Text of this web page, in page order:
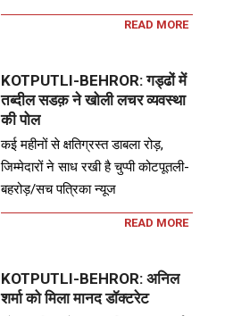
READ MORE
KOTPUTLI-BEHROR: गड्ढों में
तब्दील सडक़ ने खोली लचर व्यवस्था
की पोल
कई महीनों से क्षतिग्रस्त डाबला रोड़,
जिम्मेदारों ने साध रखी है चुप्पी कोटपूतली-
बहरोड़/सच पत्रिका न्यूज
READ MORE
KOTPUTLI-BEHROR: अनिल
शर्मा को मिला मानद डॉक्टरेट